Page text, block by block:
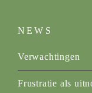
NEWS
Verwachtingen
Frustratie als